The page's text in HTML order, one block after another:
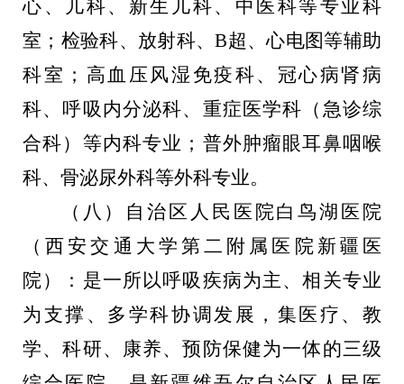
心、儿科、新生儿科、中医科等专业科
室；检验科、放射科、B超、心电图等辅助
科室；高血压风湿免疫科、冠心病肾病
科、呼吸内分泌科、重症医学科（急诊综
合科）等内科专业；普外肿瘤眼耳鼻咽喉
科、骨泌尿外科等外科专业。
（八）自治区人民医院白鸟湖医院
（西安交通大学第二附属医院新疆医
院）：是一所以呼吸疾病为主、相关专业
为支撑、多学科协调发展，集医疗、教
学、科研、康养、预防保健为一体的三级